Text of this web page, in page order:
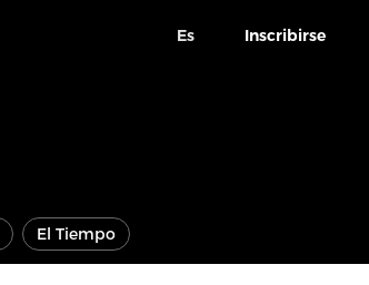
Es Inscribirse
El Tiempo